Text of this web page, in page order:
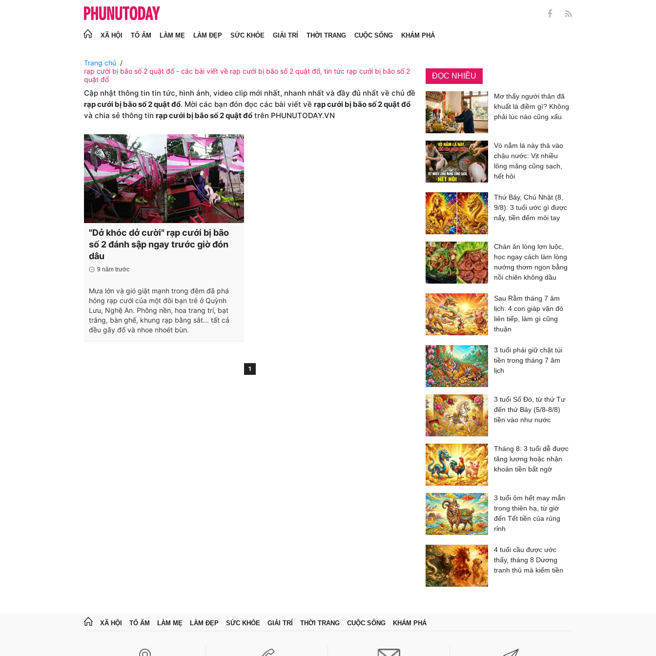
XÃ HỘI TỔ ẤM LÀM MẸ LÀM ĐẸP SỨC KHỎE GIẢI TRÍ THỜI TRANG CUỘC SỐNG KHÁM PHÁ
Trang chủ
rạp cưới bị bão số 2 quật đổ - các bài viết về rạp cưới bị bão số 2 quật đổ, tin tức rạp cưới bị bão số 2
quật đổ
Cập nhật thông tin tin tức, hình ảnh, video clip mới nhất, nhanh nhất và đầy đủ nhất về chủ đề
rạp cưới bị bão số 2 quật đổ. Mời các bạn đón đọc các bài viết về rạp cưới bị bão số 2 quật đổ
và chia sẻ thông tin rạp cưới bị bão số 2 quật đổ trên PHUNUTODAY.VN
"Dở khóc dở cười" rạp cưới bị bão
số 2 đánh sập ngay trước giờ đón
dâu
9 năm trước
Mưa lớn và gió giật mạnh trong đêm đã phá
hỏng rạp cưới của một đôi bạn trẻ ở Quỳnh
Lưu, Nghệ An. Phông nền, hoa trang trí, bạt
trắng, bàn ghế, khung rạp bằng sắt... tất cả
đều gãy đổ và nhoe nhoét bùn.
1
ĐỌC NHIỀU
Mơ thấy người thân đã
khuất là điềm gì? Không
phải lúc nào cũng xấu
Vò nắm lá này thả vào
chậu nước: Vịt nhiều
lông măng cũng sạch,
hết hôi
Thứ Bảy, Chủ Nhật (8,
9/8): 3 tuổi ước gì được
nấy, tiền đếm mỏi tay
Chán ăn lòng lợn luộc,
học ngay cách làm lòng
nướng thơm ngon bằng
nồi chiên không dầu
Sau Rằm tháng 7 âm
lịch: 4 con giáp vận đỏ
liên tiếp, làm gì cũng
thuận
3 tuổi phải giữ chặt túi
tiền trong tháng 7 âm
lịch
3 tuổi Số Đỏ, từ thứ Tư
đến thứ Bảy (5/8-8/8)
tiền vào như nước
Tháng 8: 3 tuổi dễ được
tăng lương hoặc nhận
khoản tiền bất ngờ
3 tuổi ôm hết may mắn
trong thiên hạ, từ giờ
đến Tết tiền của rủng
rỉnh
4 tuổi cầu được ước
thấy, tháng 8 Dương
tranh thủ mà kiếm tiền
XÃ HỘI TỔ ẤM LÀM MẸ LÀM ĐẸP SỨC KHỎE GIẢI TRÍ THỜI TRANG CUỘC SỐNG KHÁM PHÁ